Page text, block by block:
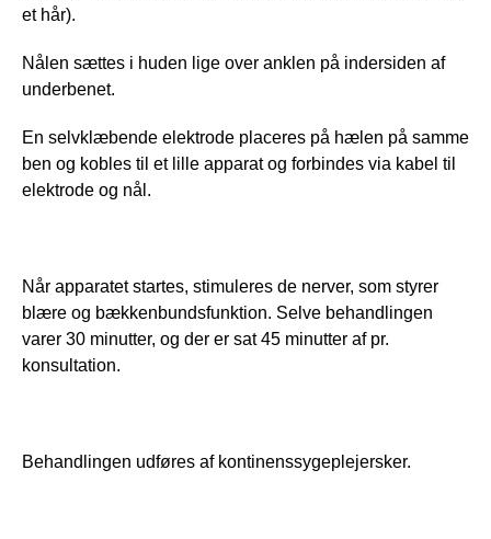
et hår).
Nålen sættes i huden lige over anklen på indersiden af
underbenet.
En selvklæbende elektrode placeres på hælen på samme
ben og kobles til et lille apparat og forbindes via kabel til
elektrode og nål.
Når apparatet startes, stimuleres de nerver, som styrer
blære og bækkenbundsfunktion. Selve behandlingen
varer 30 minutter, og der er sat 45 minutter af pr.
konsultation.
Behandlingen udføres af kontinenssygeplejersker.